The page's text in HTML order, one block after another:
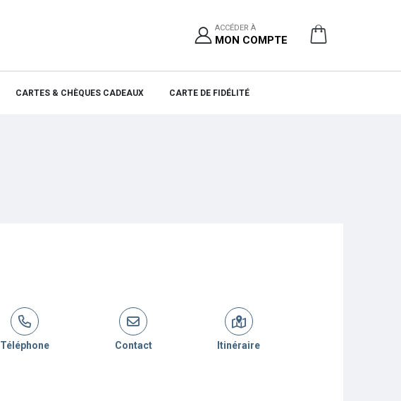
ACCÉDER À
MON COMPTE
CARTES & CHÈQUES CADEAUX CARTE DE FIDÉLITÉ
Téléphone Contact Itinéraire